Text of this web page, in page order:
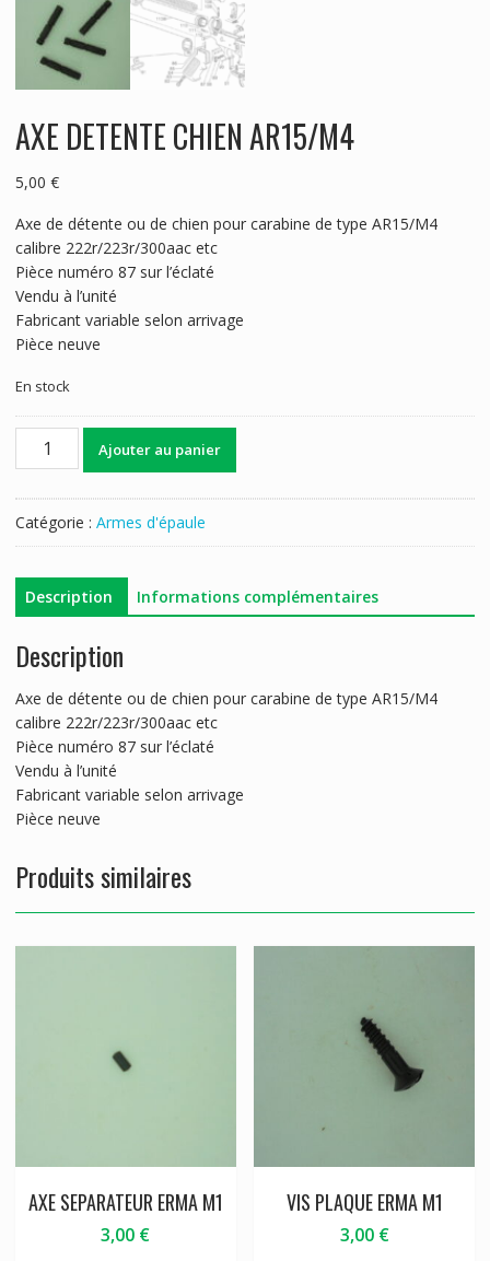
AXE DETENTE CHIEN AR15/M4
5,00 €
Axe de détente ou de chien pour carabine de type AR15/M4
calibre 222r/223r/300aac etc
Pièce numéro 87 sur l’éclaté
Vendu à l’unité
Fabricant variable selon arrivage
Pièce neuve
En stock
quantité
CHIEN
Ajouter au panier
Catégorie : Armes d'épaule
Description Informations complémentaires
Description
Axe de détente ou de chien pour carabine de type AR15/M4
calibre 222r/223r/300aac etc
Pièce numéro 87 sur l’éclaté
Vendu à l’unité
Fabricant variable selon arrivage
Pièce neuve
Produits similaires
AXE SEPARATEUR ERMA M1
3,00 €
VIS PLAQUE ERMA M1
3,00 €